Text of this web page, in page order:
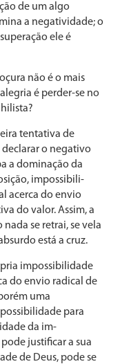
de um algo
a negatividade; o
ele é
não é o mais
é per­der-se no
tentativa de
declarar o negati­vo
a dominação da
impossibili­
acerca do envio
do valor. Assim, a
se retrai, se vela
está a cruz.
impossibili­dade
do envio ra­dical de
uma
para
da im­
justificar a sua
de Deus, pode se